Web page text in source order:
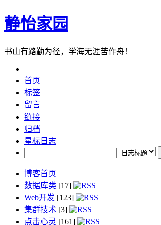
静怡家园
书山有路勤为径，学海无涯苦作舟！
首页
标签
留言
链接
归档
星标日志
博客首页
数据库类 [17]
Web开发 [123]
集群技术 [3]
点击心灵 [161]